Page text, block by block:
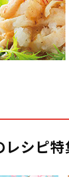
レシピ特